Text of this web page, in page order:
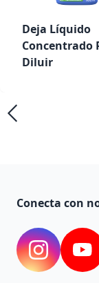
Deja Líquido
Concentrado
Diluir
Conecta con
Instagram